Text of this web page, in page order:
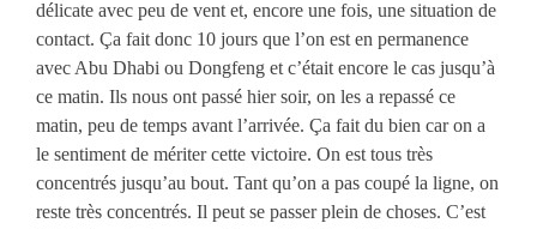
délicate avec peu de vent et, encore une fois, une situation de
contact. Ça fait donc 10 jours que l’on est en permanence
avec Abu Dhabi ou Dongfeng et c’était encore le cas jusqu’à
ce matin. Ils nous ont passé hier soir, on les a repassé ce
matin, peu de temps avant l’arrivée. Ça fait du bien car on a
le sentiment de mériter cette victoire. On est tous très
concentrés jusqu’au bout. Tant qu’on a pas coupé la ligne, on
reste très concentrés. Il peut se passer plein de choses. C’est